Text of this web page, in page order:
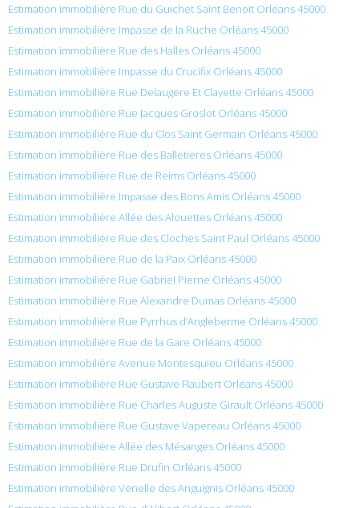
Estimation immobilière Rue du Guichet Saint Benoit Orléans 45000
Estimation immobilière Impasse de la Ruche Orléans 45000
Estimation immobilière Rue des Halles Orléans 45000
Estimation immobilière Impasse du Crucifix Orléans 45000
Estimation immobilière Rue Delaugere Et Clayette Orléans 45000
Estimation immobilière Rue Jacques Groslot Orléans 45000
Estimation immobilière Rue du Clos Saint Germain Orléans 45000
Estimation immobilière Rue des Balletieres Orléans 45000
Estimation immobilière Rue de Reims Orléans 45000
Estimation immobilière Impasse des Bons Amis Orléans 45000
Estimation immobilière Allée des Alouettes Orléans 45000
Estimation immobilière Rue des Cloches Saint Paul Orléans 45000
Estimation immobilière Rue de la Paix Orléans 45000
Estimation immobilière Rue Gabriel Pierne Orléans 45000
Estimation immobilière Rue Alexandre Dumas Orléans 45000
Estimation immobilière Rue Pyrrhus d’Angleberme Orléans 45000
Estimation immobilière Rue de la Gare Orléans 45000
Estimation immobilière Avenue Montesquieu Orléans 45000
Estimation immobilière Rue Gustave Flaubert Orléans 45000
Estimation immobilière Rue Charles Auguste Girault Orléans 45000
Estimation immobilière Rue Gustave Vapereau Orléans 45000
Estimation immobilière Allée des Mésanges Orléans 45000
Estimation immobilière Rue Drufin Orléans 45000
Estimation immobilière Venelle des Anguignis Orléans 45000